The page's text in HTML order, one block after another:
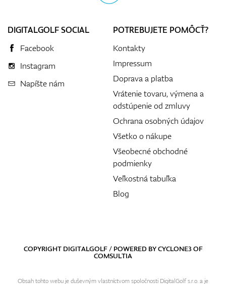
DIGITALGOLF SOCIAL
Facebook
Instagram
Napíšte nám
POTREBUJETE POMÔCŤ?
Kontakty
Impressum
Doprava a platba
Vrátenie tovaru, výmena a
odstúpenie od zmluvy
Ochrana osobných údajov
Všetko o nákupe
Všeobecné obchodné
podmienky
Veľkostná tabuľka
Blog
COPYRIGHT DIGITALGOLF / POWERED BYCYCLONE3OF
COMSULTIA
Obsah tohto webu je duševným vlastníctvom spoločnosti DigitalGolf s.r.o. a je